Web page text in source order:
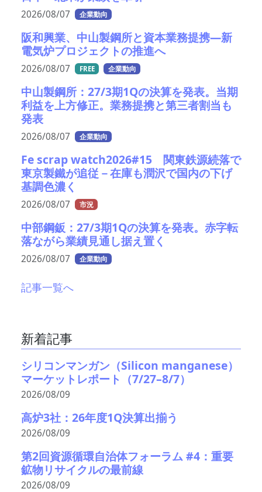
2026/08/07 企業動向
阪和興業、中山製鋼所と資本業務提携―新
電気炉プロジェクトの推進へ
2026/08/07 FREE 企業動向
中山製鋼所：27/3期1Qの決算を発表。当期
利益を上方修正。業務提携と第三者割当も
発表
2026/08/07 企業動向
Fe scrap watch2026#15 関東鉄源続落で
東京製鐵が追従－在庫も潤沢で国内の下げ
基調色濃く
2026/08/07 市況
中部鋼鈑：27/3期1Qの決算を発表。赤字転
落ながら業績見通し据え置く
2026/08/07 企業動向
記事一覧へ
新着記事
シリコンマンガン（Silicon manganese）
マーケットレポート（7/27–8/7）
2026/08/09
高炉3社：26年度1Q決算出揃う
2026/08/09
第2回資源循環自治体フォーラム #4：重要
鉱物リサイクルの最前線
2026/08/09